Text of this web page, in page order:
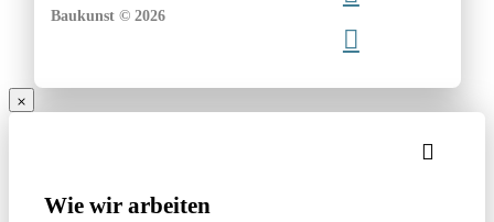
Baukunst © 2026
Wie wir arbeiten